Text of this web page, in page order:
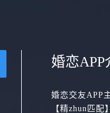
婚恋APP
婚恋交友APP
【精zhun匹